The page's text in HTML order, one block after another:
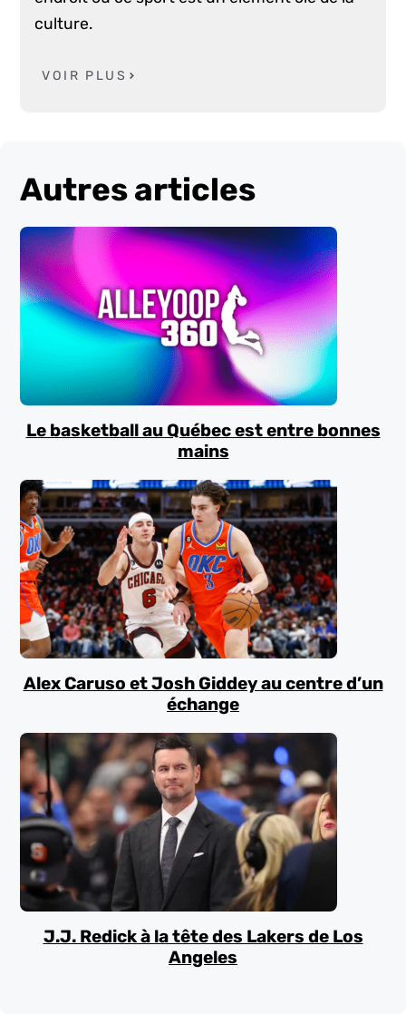
culture.
VOIR PLUS
Autres articles
Le basketball au Québec est entre bonnes
mains
Alex Caruso et Josh Giddey au centre d’un
échange
J.J. Redick à la tête des Lakers de Los
Angeles